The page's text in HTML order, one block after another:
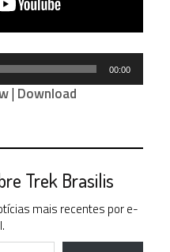
00:00
| Download
Trek Brasilis
mais recentes por e-